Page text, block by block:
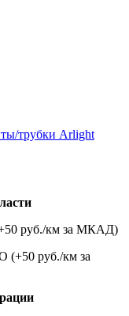
трубки Arlight
руб./км за МКАД)
(+50 руб./км за